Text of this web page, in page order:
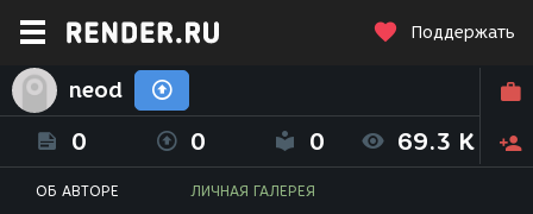
Поддержать
neod
0 0 0 69.3 K
ОБ АВТОРЕ ЛИЧНАЯ ГАЛЕРЕЯ